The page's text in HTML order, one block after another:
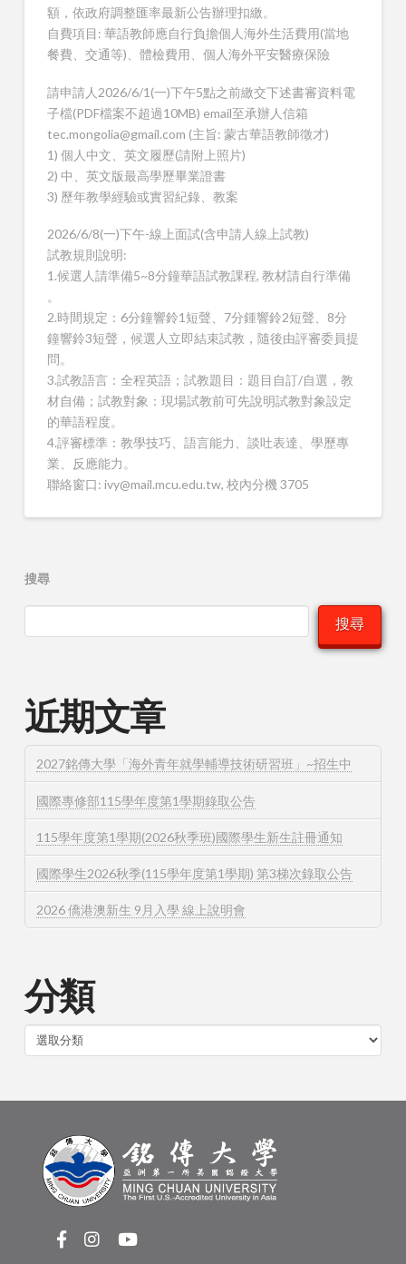
額，依政府調整匯率最新公告辦理扣繳。
自費項目: 華語教師應自行負擔個人海外生活費用(當地
餐費、交通等)、體檢費用、個人海外平安醫療保險
請申請人2026/6/1(一)下午5點之前繳交下述書審資料電
子檔(PDF檔案不超過10MB) email至承辦人信箱
tec.mongolia@gmail.com (主旨: 蒙古華語教師徵才)
1) 個人中文、英文履歷(請附上照片)
2) 中、英文版最高學歷畢業證書
3) 歷年教學經驗或實習紀錄、教案
2026/6/8(一)下午-線上面試(含申請人線上試教)
試教規則說明:
1.候選人請準備5~8分鐘華語試教課程, 教材請自行準備
。
2.時間規定：6分鐘響鈴1短聲、7分鍾響鈴2短聲、8分
鐘響鈴3短聲，候選人立即結束試教，隨後由評審委員提
問。
3.試教語言：全程英語；試教題目：題目自訂/自選，教
材自備；試教對象：現場試教前可先說明試教對象設定
的華語程度。
4.評審標準：教學技巧、語言能力、談吐表達、學歷專
業、反應能力。
聯絡窗口: ivy@mail.mcu.edu.tw, 校內分機 3705
搜尋
搜尋
近期文章
2027銘傳大學「海外青年就學輔導技術研習班」~招生中
國際專修部115學年度第1學期錄取公告
115學年度第1學期(2026秋季班)國際學生新生註冊通知
國際學生2026秋季(115學年度第1學期) 第3梯次錄取公告
2026 僑港澳新生 9月入學 線上說明會
分類
類